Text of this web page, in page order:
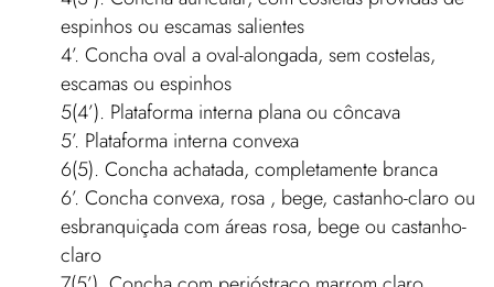
espinhos ou escamas salientes
4’. Concha oval a oval-alongada, sem costelas,
escamas ou espinhos
5(4’). Plataforma interna plana ou côncava
5’. Plataforma interna convexa
6(5). Concha achatada, completamente branca
6’. Concha convexa, rosa , bege, castanho-claro ou
esbranquiçada com áreas rosa, bege ou castanho-
claro